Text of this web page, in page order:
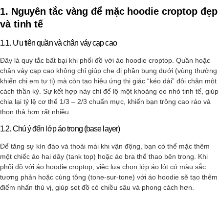
1. Nguyên tắc vàng để mặc hoodie croptop đẹp
và tinh tế
1.1. Ưu tiên quần và chân váy cạp cao
Đây là quy tắc bất bại khi phối đồ với áo hoodie croptop. Quần hoặc
chân váy cạp cao không chỉ giúp che đi phần bụng dưới (vùng thường
khiến chị em tự ti) mà còn tạo hiệu ứng thị giác “kéo dài” đôi chân một
cách thần kỳ. Sự kết hợp này chỉ để lộ một khoảng eo nhỏ tinh tế, giúp
chia lại tỷ lệ cơ thể 1/3 – 2/3 chuẩn mực, khiến bạn trông cao ráo và
thon thả hơn rất nhiều.
1.2. Chú ý đến lớp áo trong (base layer)
Để tăng sự kín đáo và thoải mái khi vận động, bạn có thể mặc thêm
một chiếc áo hai dây (tank top) hoặc áo bra thể thao bên trong. Khi
phối đồ với áo hoodie croptop, việc lựa chọn lớp áo lót có màu sắc
tương phản hoặc cùng tông (tone-sur-tone) với áo hoodie sẽ tạo thêm
điểm nhấn thú vị, giúp set đồ có chiều sâu và phong cách hơn.